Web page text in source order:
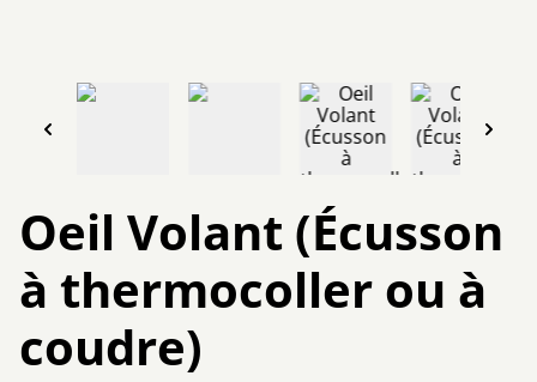
Oeil Volant (Écusson
à thermocoller ou à
coudre)